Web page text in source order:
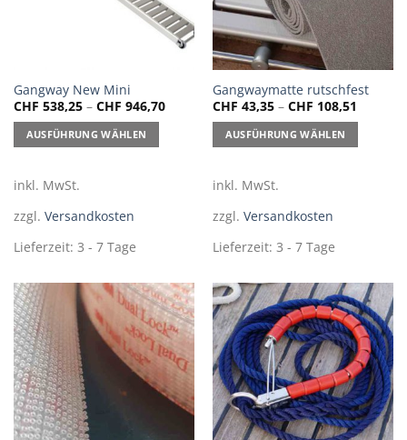
Gangway New Mini
CHF 538,25– CHF 946,70
AUSFÜHRUNG WÄHLEN
Dieses
Produkt
weist
mehrere
auf.
Optionen
können
Produktseite
gewählt
werden
inkl. MwSt.
zzgl. Versandkosten
Lieferzeit: 3 - 7 Tage
Gangwaymatte rutschfest
CHF 43,35– CHF 108,51
AUSFÜHRUNG WÄHLEN
Dieses
Produkt
weist
mehrere
auf.
Optionen
können
Produktseite
gewählt
werden
inkl. MwSt.
zzgl. Versandkosten
Lieferzeit: 3 - 7 Tage